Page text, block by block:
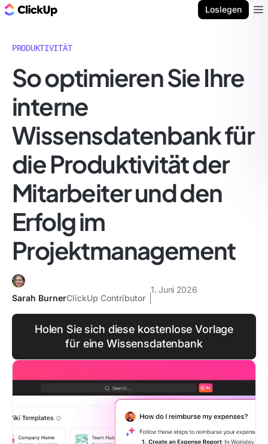
Loslegen
PRODUKTIVITÄT
So optimieren Sie Ihre
interne
Wissensdatenbank für
die Produktivität der
Mitarbeiter und den
Erfolg im
Projektmanagement
Sarah BurnerClickUp Contributor
1. Juni 2026
Holen Sie sich diese kostenlose Vorlage
für eine Wissensdatenbank